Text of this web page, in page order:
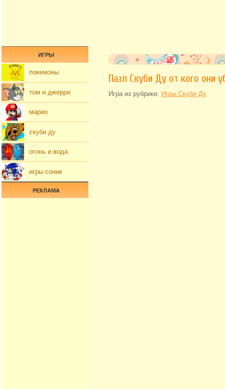
Пазл Скуби Ду от кого они
Игра из рубрики: Игры Скуби Ду
ИГРЫ
покемоны
том и джерри
марио
скуби ду
огонь и вода
игры соник
РЕКЛАМА